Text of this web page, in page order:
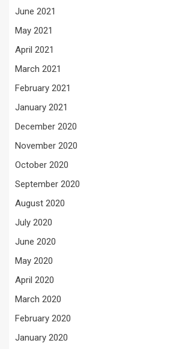
June 2021
May 2021
April 2021
March 2021
February 2021
January 2021
December 2020
November 2020
October 2020
September 2020
August 2020
July 2020
June 2020
May 2020
April 2020
March 2020
February 2020
January 2020